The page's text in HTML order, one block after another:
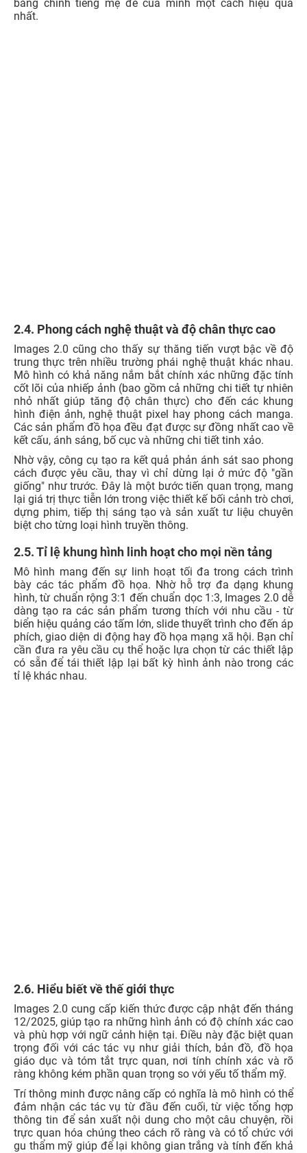
bằng chính tiếng mẹ đẻ của mình một cách hiệu quả
nhất.
2.4. Phong cách nghệ thuật và độ chân thực cao
Images 2.0 cũng cho thấy sự thăng tiến vượt bậc về độ
trung thực trên nhiều trường phái nghệ thuật khác nhau.
Mô hình có khả năng nắm bắt chính xác những đặc tính
cốt lõi của nhiếp ảnh (bao gồm cả những chi tiết tự nhiên
nhỏ nhất giúp tăng độ chân thực) cho đến các khung
hình điện ảnh, nghệ thuật pixel hay phong cách manga.
Các sản phẩm đồ họa đều đạt được sự đồng nhất cao về
kết cấu, ánh sáng, bố cục và những chi tiết tinh xảo.
Nhờ vậy, công cụ tạo ra kết quả phản ánh sát sao phong
cách được yêu cầu, thay vì chỉ dừng lại ở mức độ "gần
giống" như trước. Đây là một bước tiến quan trọng, mang
lại giá trị thực tiễn lớn trong việc thiết kế bối cảnh trò chơi,
dựng phim, tiếp thị sáng tạo và sản xuất tư liệu chuyên
biệt cho từng loại hình truyền thông.
2.5. Tỉ lệ khung hình linh hoạt cho mọi nền tảng
Mô hình mang đến sự linh hoạt tối đa trong cách trình
bày các tác phẩm đồ họa. Nhờ hỗ trợ đa dạng khung
hình, từ chuẩn rộng 3:1 đến chuẩn dọc 1:3, Images 2.0 dễ
dàng tạo ra các sản phẩm tương thích với nhu cầu - từ
biển hiệu quảng cáo tấm lớn, slide thuyết trình cho đến áp
phích, giao diện di động hay đồ họa mạng xã hội. Bạn chỉ
cần đưa ra yêu cầu cụ thể hoặc lựa chọn từ các thiết lập
có sẵn để tái thiết lập lại bất kỳ hình ảnh nào trong các
tỉ lệ khác nhau.
2.6. Hiểu biết về thế giới thực
Images 2.0 cung cấp kiến thức được cập nhật đến tháng
12/2025, giúp tạo ra những hình ảnh có độ chính xác cao
và phù hợp với ngữ cảnh hiện tại. Điều này đặc biệt quan
trọng đối với các tác vụ như giải thích, bản đồ, đồ họa
giáo dục và tóm tắt trực quan, nơi tính chính xác và rõ
ràng không kém phần quan trọng so với yếu tố thẩm mỹ.
Trí thông minh được nâng cấp có nghĩa là mô hình có thể
đảm nhận các tác vụ từ đầu đến cuối, từ việc tổng hợp
thông tin để sản xuất nội dung cho một câu chuyện, rồi
trực quan hóa chúng theo cách rõ ràng và có tổ chức với
gu thẩm mỹ giúp để lại không gian trắng và tính đến khả